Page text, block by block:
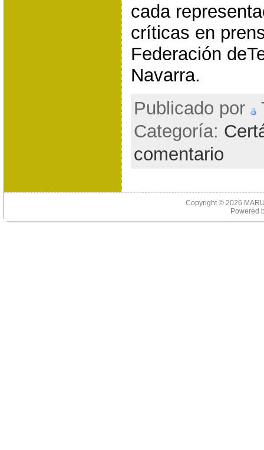
cada
críticas en
Federación
Navarra.
Publicado por
Categoría:
comentario
Copyright © 2026
Powered